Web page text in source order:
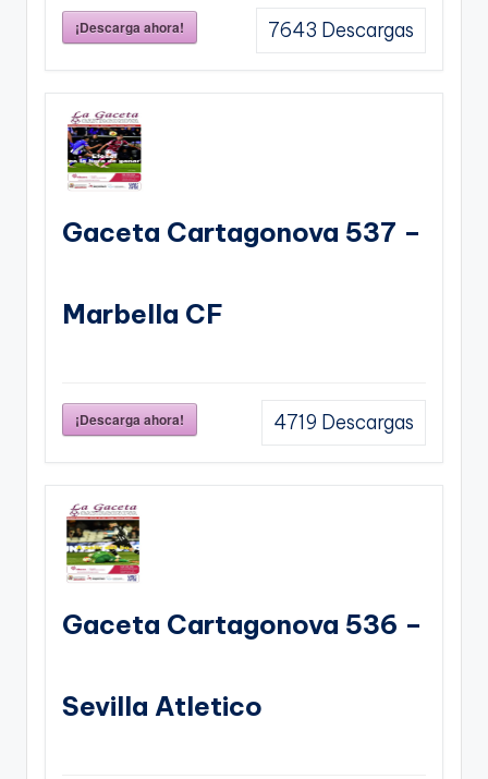
¡Descarga ahora! 7643 Descargas
Gaceta Cartagonova 537 –
Marbella CF
¡Descarga ahora! 4719 Descargas
Gaceta Cartagonova 536 –
Sevilla Atletico